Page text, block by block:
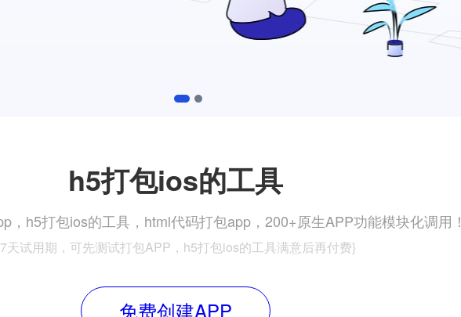
1 2
h5打包ios的工具
，h5打包ios的工具，html代码打包app，200+原生APP功能模块化调用！
天试用期，可先测试打包APP，h5打包ios的工具满意后再付费}
免费创建APP